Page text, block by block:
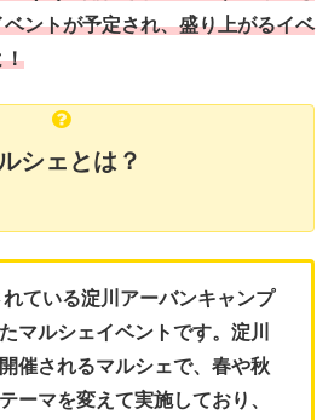
ントが予定され、盛り上がるイベ
！
シェとは？
ている淀川アーバンキャンプ
マルシェイベントです。淀川
催されるマルシェで、春や秋
ーマを変えて実施しており、